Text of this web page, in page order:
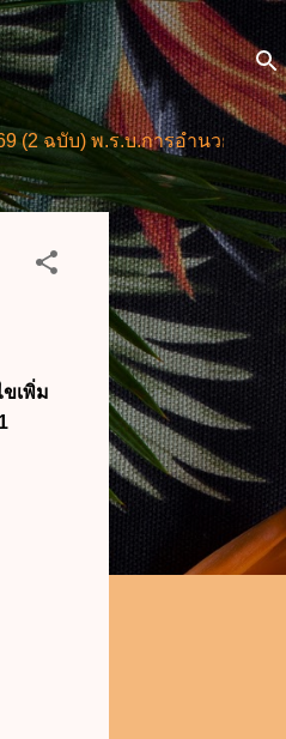
.ร.บ.การอำนวยการความสะด
เพิ่ม